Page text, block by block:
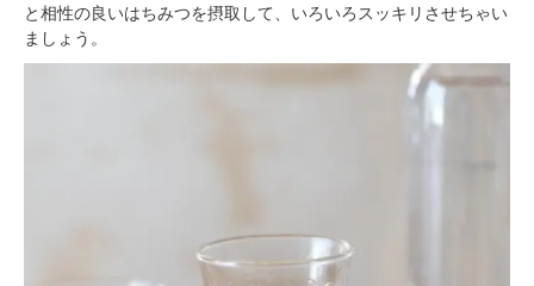
と相性の良いはちみつを摂取して、いろいろスッキリさせちゃい
ましょう。